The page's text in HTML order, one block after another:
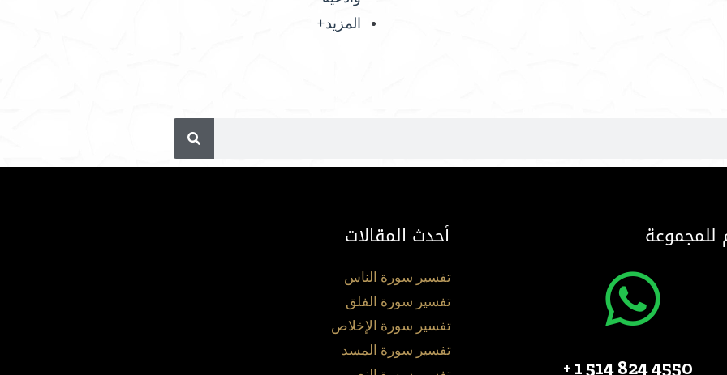
المزيد+
للمجموعة
4550 824 514 1 +
أحدث المقالات
تفسير سورة الناس
تفسير سورة الفلق
تفسير سورة الإخلاص
تفسير سورة المسد